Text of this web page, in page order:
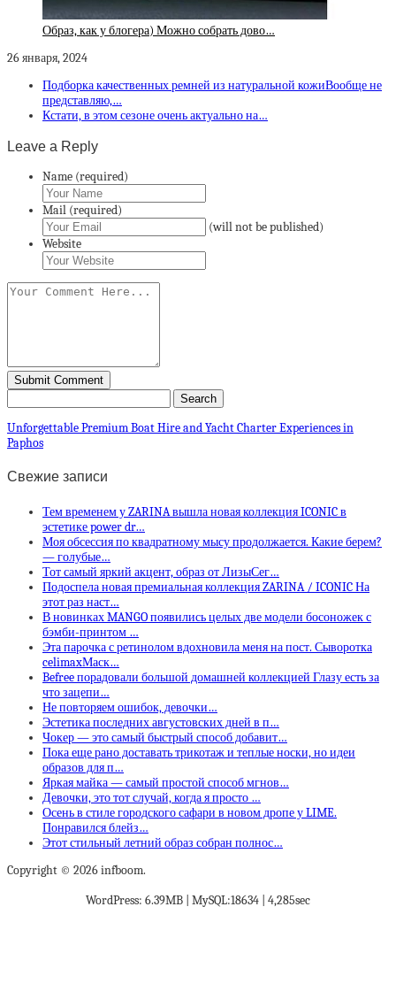
Образ, как у блогера) Можно собрать дово…
26 января, 2024
Подборка качественных ремней из натуральной кожиВообще не
представляю,…
Кстати, в этом сезоне очень актуально на…
Leave a Reply
Name (required)
Mail (required)
(will not be published)
Website
Unforgettable Premium Boat Hire and Yacht Charter Experiences in
Paphos
Свежие записи
Тем временем у ZARINA вышла новая коллекция ICONIC в
эстетике power dr…
Моя обсессия по квадратному мысу продолжается. Какие берем?
— голубые…
Тот самый яркий акцент, образ от ЛизыСег…
Подоспела новая премиальная коллекция ZARINA / ICONIC На
этот раз наст…
В новинках MANGO появились целых две модели босоножек с
бэмби-принтом …
Эта парочка с ретинолом вдохновила меня на пост. Сыворотка
celimaxМаск…
Befree порадовали большой домашней коллекцией Глазу есть за
что зацепи…
Не повторяем ошибок, девочки…
Эстетика последних августовских дней в п…
Чокер — это самый быстрый способ добавит…
Пока еще рано доставать трикотаж и теплые носки, но идеи
образов для п…
Яркая майка — самый простой способ мгнов…
Девочки, это тот случай, когда я просто …
Осень в стиле городского сафари в новом дропе у LIME.
Понравился блейз…
Этот стильный летний образ собран полнос…
Copyright © 2026 infboom.
WordPress: 6.39MB | MySQL:18634 | 4,285sec